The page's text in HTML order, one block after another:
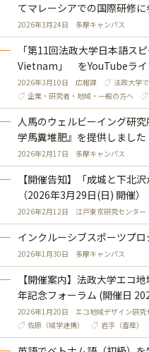
てマレーシアでの国際研修に
2026年3月24日 多摩キャンパス
「第11回法政大学日本語
Vietnam」 をYouTubeライ
2026年3月10日 広報課 法政大学
企業・研究者・地域・一般の方へ
人馬のウェルビーイング研
学馬糞堆肥』を提供しました
2026年2月17日 多摩キャンパス
【開催告知】「成城と下北
（2026年3月29日(日) 開催）
2026年2月12日 江戸東京研究センター
インクルーシブスポーツプ
2026年1月30日 多摩キャンパス
【開催案内】法政大学エコ
年記念フォーラム (開催日
2026年1月20日 エコ地域デザイン研究
佐原（域学連携）
岩手（畜産）